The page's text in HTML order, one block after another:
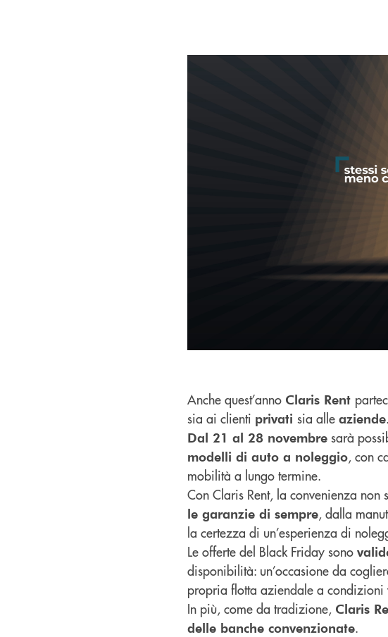
Anche quest’anno Claris Rent
sia ai clienti privati sia alle aziende.
Dal 21 al 28 novembre sarà
modelli di auto a noleggio, con
mobilità a lungo termine.
Con Claris Rent, la convenienza
le garanzie di sempre, dalla
la certezza di un’esperienza di
Le offerte del Black Friday sono
disponibilità: un’occasione da
propria flotta aziendale a condizioni
In più, come da tradizione, Claris
delle banche convenzionate.